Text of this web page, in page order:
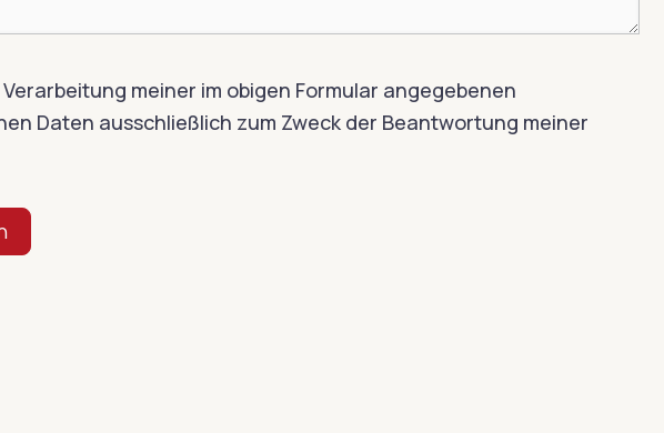
meiner im obigen Formular angegebenen
Daten ausschließlich zum Zweck der Beantwortung meiner